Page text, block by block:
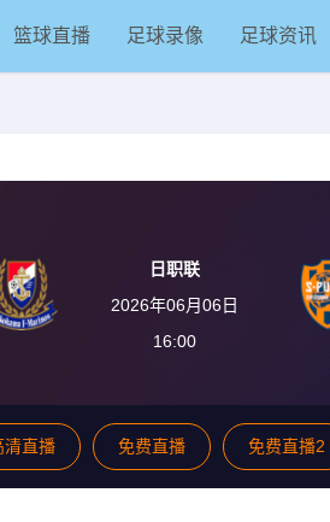
篮球直播 足球录像 足球资讯
日职联
2026年06月06日
16:00
清直播 免费直播 免费直播2